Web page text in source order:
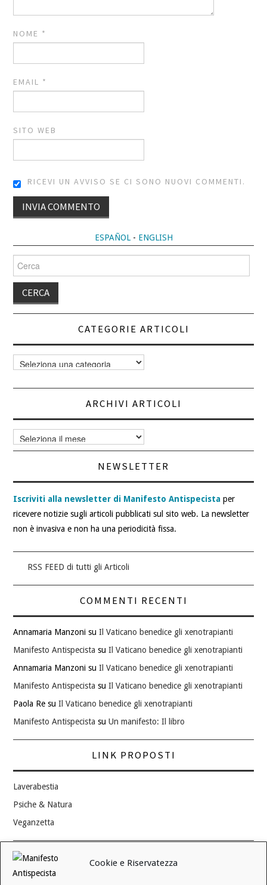
Cookie e Riservatezza
NOME *
EMAIL *
SITO WEB
RICEVI UN AVVISO SE CI SONO NUOVI COMMENTI.
ESPAÑOL- ENGLISH
per:
CATEGORIE ARTICOLI
Categorie
articoli
ARCHIVI ARTICOLI
Archivi
articoli
NEWSLETTER
Iscriviti alla newsletter di Manifesto Antispecista per
ricevere notizie sugli articoli pubblicati sul sito web. La newsletter
non è invasiva e non ha una periodicità fissa.
RSS FEED di tutti gli Articoli
COMMENTI RECENTI
Annamaria Manzoni suIl Vaticano benedice gli xenotrapianti
Manifesto Antispecista suIl Vaticano benedice gli xenotrapianti
Annamaria Manzoni suIl Vaticano benedice gli xenotrapianti
Manifesto Antispecista suIl Vaticano benedice gli xenotrapianti
Paola Re suIl Vaticano benedice gli xenotrapianti
Manifesto Antispecista suUn manifesto: Il libro
LINK PROPOSTI
Laverabestia
Psiche & Natura
Veganzetta
Modifica consenso ai cookie
REVOCA IL TUO CONSENSO